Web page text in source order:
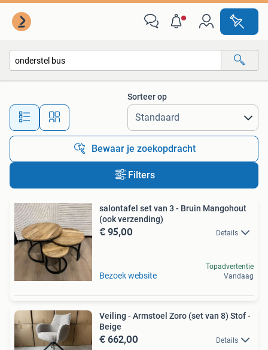
Alle afstanden…
Sorteer op
Bewaar je zoekopdracht
Filters
salontafel set van 3 - Bruin Mangohout
(ook verzending)
€ 95,00 Details
Bezoek website
Topadvertentie
Vandaag
Veiling - Armstoel Zoro (set van 8) Stof -
Beige
€ 662,00 Details